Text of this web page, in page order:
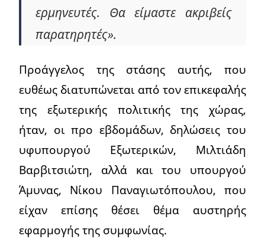
ερμηνευτές. Θα είμαστε ακριβείς
παρατηρητές».
Προάγγελος της στάσης αυτής, που
ευθέως διατυπώνεται από τον επικεφαλής
της εξωτερικής πολιτικής της χώρας,
ήταν, οι προ εβδομάδων, δηλώσεις του
υφυπουργού Εξωτερικών, Μιλτιάδη
Βαρβιτσιώτη, αλλά και του υπουργού
Άμυνας, Νίκου Παναγιωτόπουλου, που
είχαν επίσης θέσει θέμα αυστηρής
εφαρμογής της συμφωνίας.